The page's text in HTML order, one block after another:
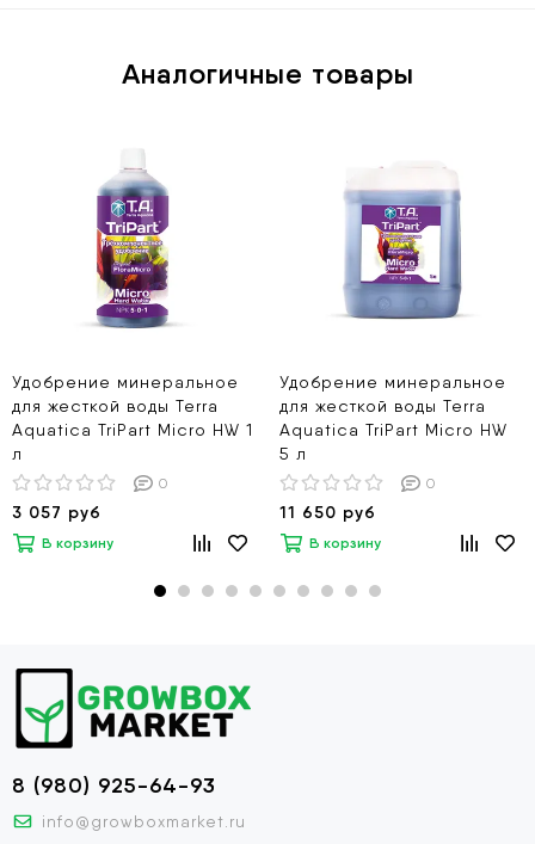
Аналогичные товары
Удобрение минеральное
для жесткой воды Terra
Aquatica TriPart Micro HW 1
л
0
3 057 руб
В корзину
Удобрение минеральное
для жесткой воды Terra
Aquatica TriPart Micro HW
5 л
0
11 650 руб
В корзину
8 (980) 925-64-93
info@growboxmarket.ru